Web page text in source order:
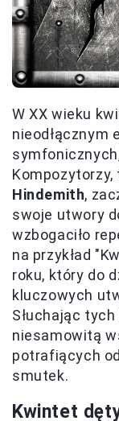
W XX wieku
nieodłącznym
Kompozytorzy,
Hindemith,
swoje utwory
wzbogaciło
na przykład
roku, który do
kluczowych
Słuchając
niesamowitą
potrafiących
smutek.
Kwintet